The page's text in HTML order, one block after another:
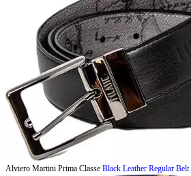
Alviero Martini Prima Classe Black Leather Regular Belt